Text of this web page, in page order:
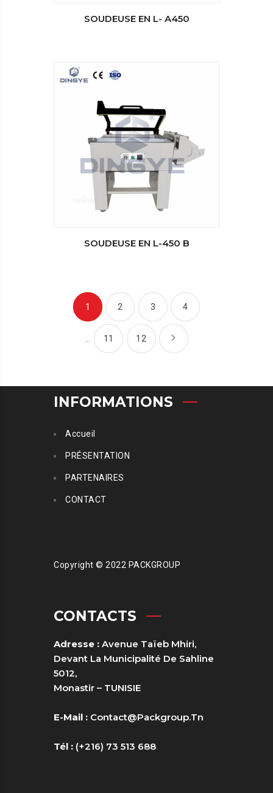
SOUDEUSE EN L- A450
SOUDEUSE EN L-450 B
1 2 3 4
11 12
INFORMATIONS
Accueil
PRÉSENTATION
PARTENAIRES
CONTACT
Copyright © 2022 PACKGROUP
CONTACTS
Adresse : Avenue Taïeb Mhiri,
Devant La Municipalité De Sahline
5012,
Monastir – TUNISIE
E-Mail : Contact@packgroup.tn
Tél : (+216) 73 513 688